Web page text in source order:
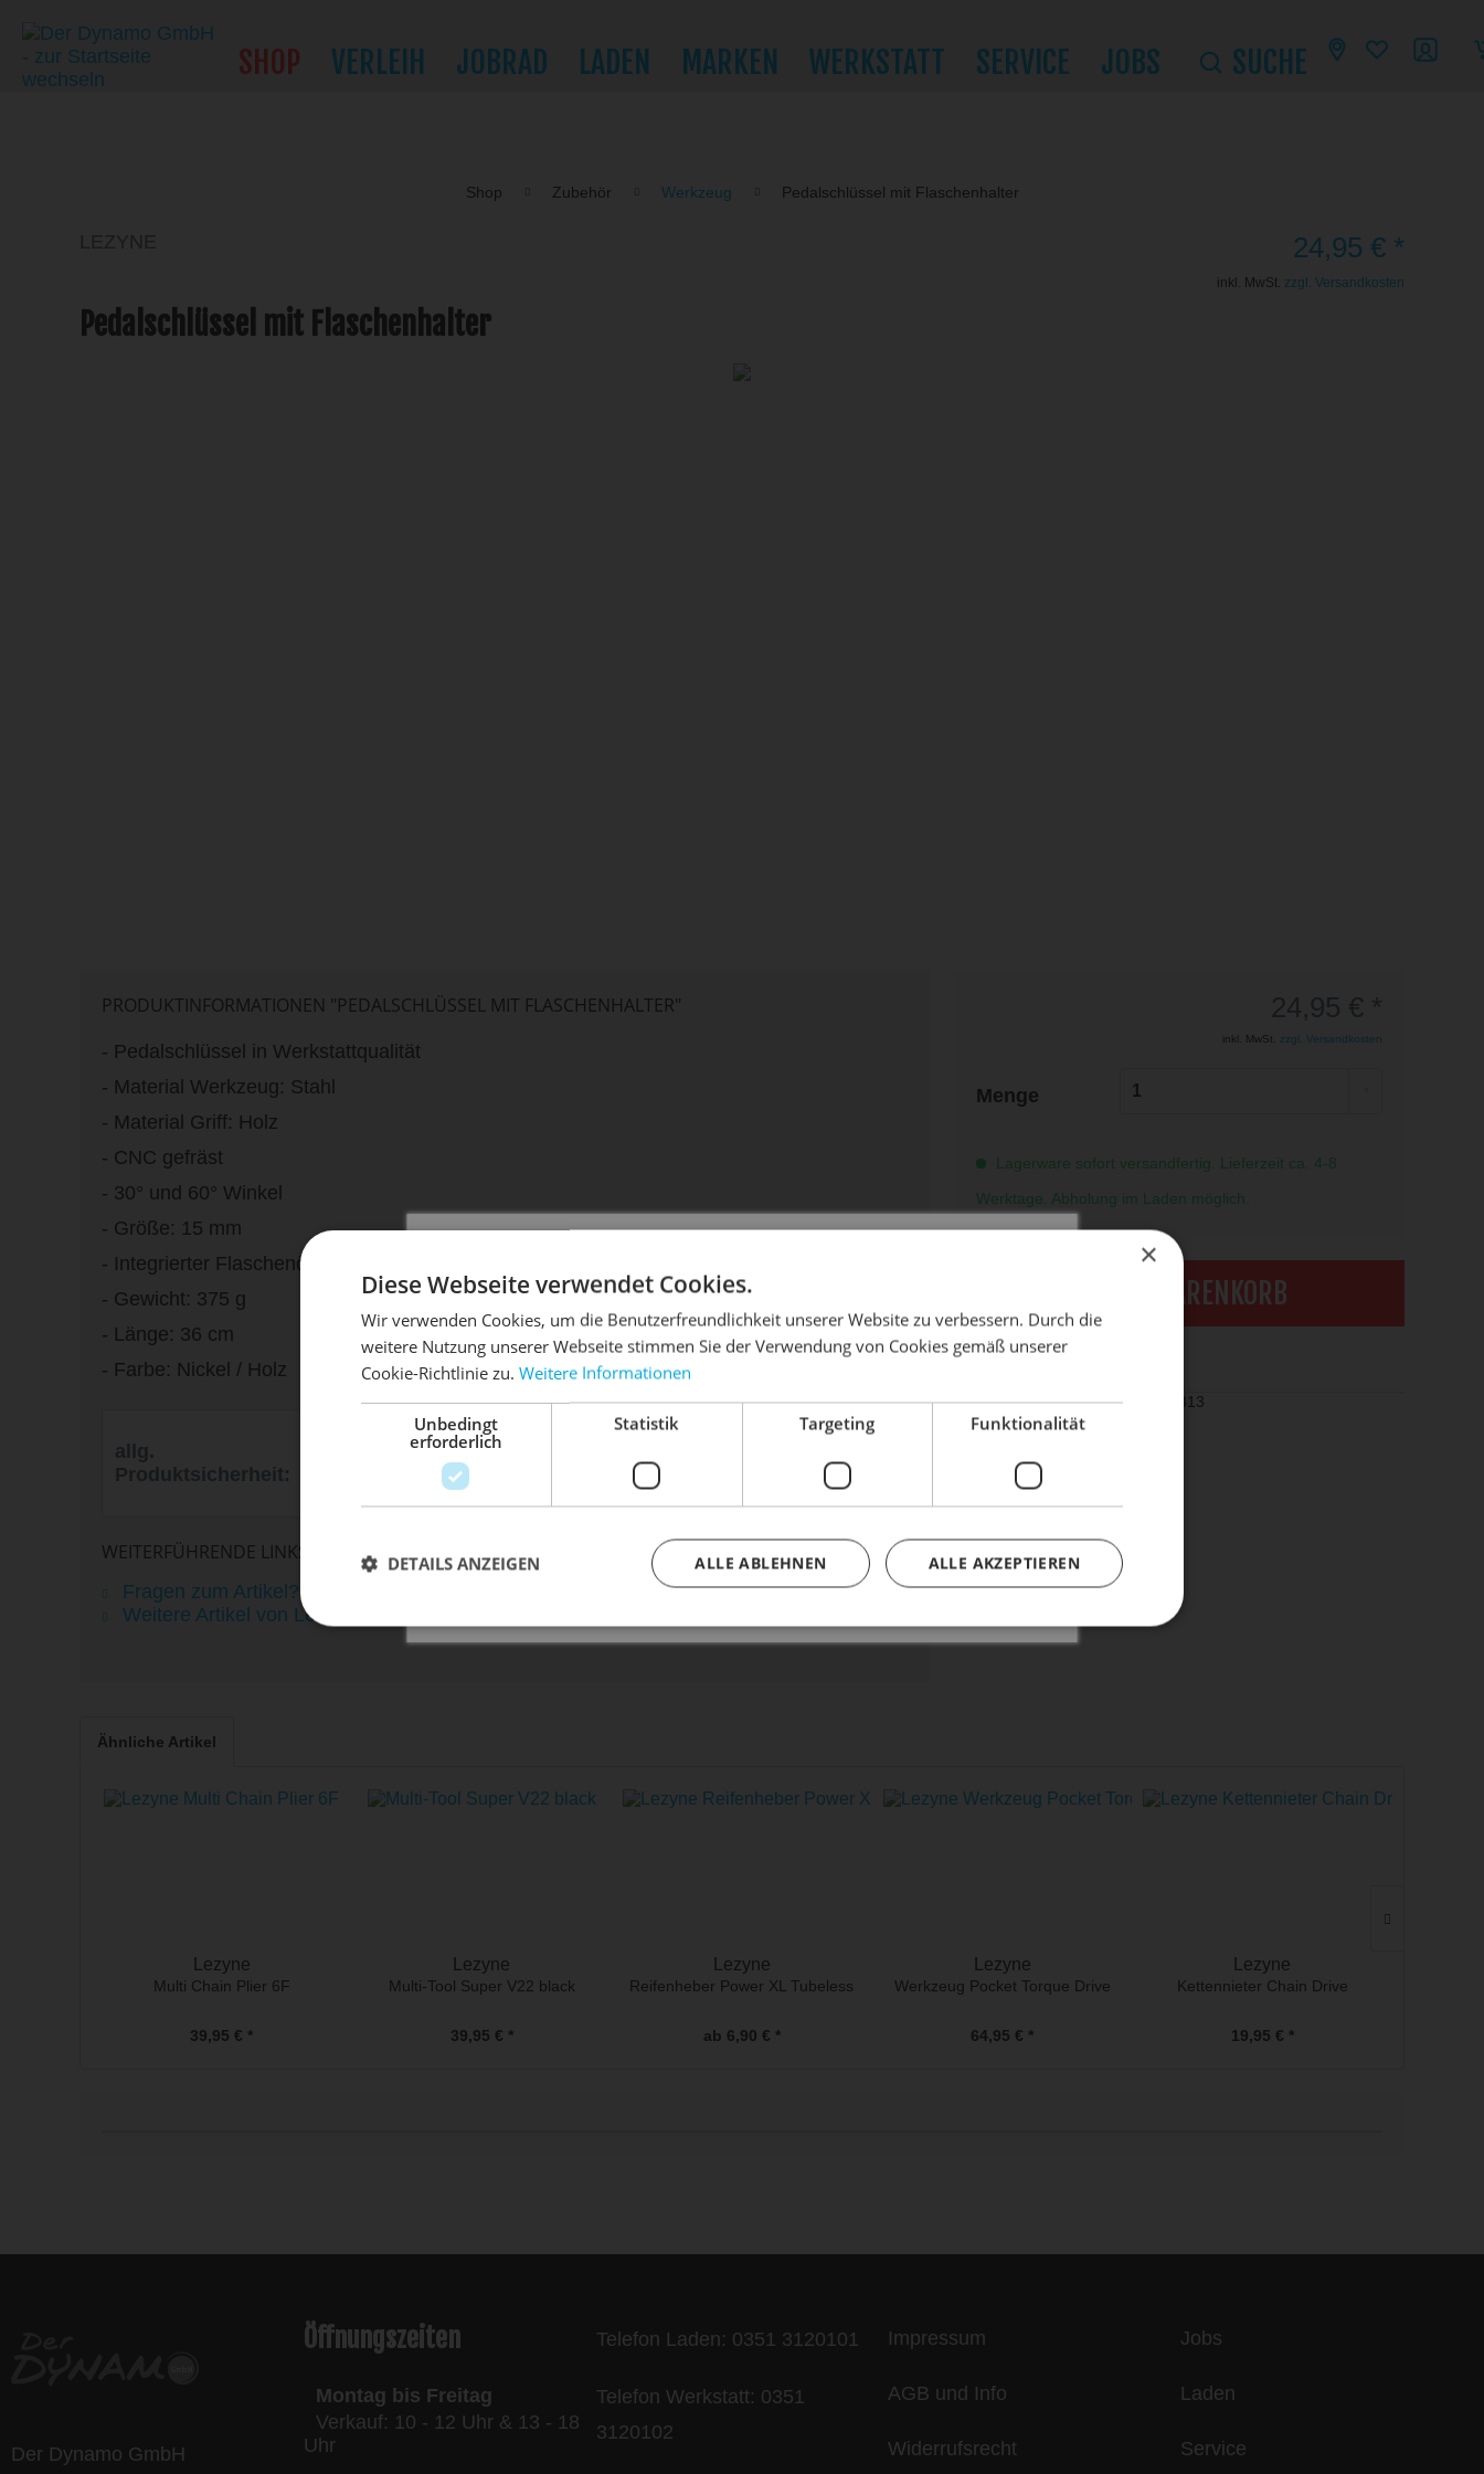
SHOP VERLEIH JOBRAD LADEN MARKEN WERKSTATT SERVICE JOBS SUCHE
Shop Zubehör Werkzeug Pedalschlüssel mit Flaschenhalter
LEZYNE
Pedalschlüssel mit Flaschenhalter
24,95 € *
inkl. MwSt. zzgl. Versandkosten
inkl. MwSt. zzgl. Versandkosten
Menge
Lagerware sofort versandfertig. Lieferzeit ca. 4-8
Werktage. Abholung im Laden möglich.
IN DEN WARENKORB
Artikel-Nr.:
455000313
PRODUKTINFORMATIONEN "PEDALSCHLÜSSEL MIT FLASCHENHALTER"
- Pedalschlüssel in Werkstattqualität
- Material Werkzeug: Stahl
- Material Griff: Holz
- CNC gefräst
- 30° und 60° Winkel
- Größe: 15 mm
- Integrierter Flaschenöffner
- Gewicht: 375 g
- Länge: 36 cm
- Farbe: Nickel / Holz
allg.
Produktsicherheit:
Sport Import GmbH,
Industriestr. 39,
26188 Edewecht,
WEITERFÜHRENDE LINKS ZU "PEDALSCHLÜSSEL MIT FLASCHENHALTER"
Fragen zum Artikel?
Weitere Artikel von Lezyne
Ähnliche Artikel
Lezyne
Multi Chain Plier 6F
39,95 € *
Lezyne
Multi-Tool Super V22 black
39,95 € *
Lezyne
Reifenheber Power XL Tubeless
ab 6,90 € *
Lezyne
Werkzeug Pocket Torque Drive
64,95 € *
Lezyne
Kettennieter Chain Drive
19,95 € *
DIE SONNE LACHT, DEIN RAD ERWACHT
Mach dein Bike frühlingsfit - gönn ihm den Service, den es verdient!
Dein Bike braucht Service, Wartung oder ein Update?
Der Dynamo GmbH
Öffnungszeiten
Montag bis Freitag
Verkauf: 10 - 12 Uhr & 13 - 18
Uhr
Telefon Laden: 0351 3120101
Telefon Werkstatt: 0351
3120102
Impressum
AGB und Info
Widerrufsrecht
Jobs
Laden
Service
×
Diese Webseite verwendet Cookies.
Wir verwenden Cookies, um die Benutzerfreundlichkeit unserer Website zu verbessern. Durch die
weitere Nutzung unserer Webseite stimmen Sie der Verwendung von Cookies gemäß unserer
Cookie-Richtlinie zu. Weitere Informationen
Unbedingt
erforderlich
Statistik Targeting Funktionalität
ALLE AKZEPTIEREN
ALLE ABLEHNEN
DETAILS ANZEIGEN